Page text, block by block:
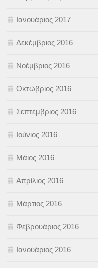
Ιανουάριος 2017
Δεκέμβριος 2016
Νοέμβριος 2016
Οκτώβριος 2016
Σεπτέμβριος 2016
Ιούνιος 2016
Μάιος 2016
Απρίλιος 2016
Μάρτιος 2016
Φεβρουάριος 2016
Ιανουάριος 2016